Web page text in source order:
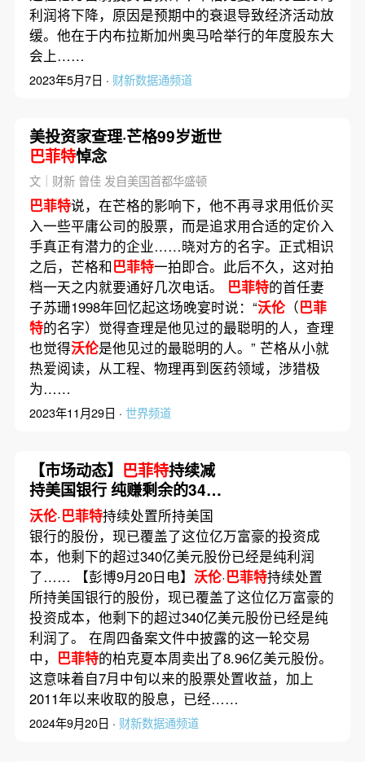
利润将下降，原因是预期中的衰退导致经济活动放
缓。他在于内布拉斯加州奥马哈举行的年度股东大
会上……
2023年5月7日 · 财新数据通频道
美投资家查理·芒格99岁逝世
巴菲特悼念
文｜财新 曾佳 发自美国首都华盛顿
巴菲特说，在芒格的影响下，他不再寻求用低价买
入一些平庸公司的股票，而是追求用合适的定价入
手真正有潜力的企业……晓对方的名字。正式相识
之后，芒格和巴菲特一拍即合。此后不久，这对拍
档一天之内就要通好几次电话。 巴菲特的首任妻
子苏珊1998年回忆起这场晚宴时说：“沃伦（巴菲
特的名字）觉得查理是他见过的最聪明的人，查理
也觉得沃伦是他见过的最聪明的人。” 芒格从小就
热爱阅读，从工程、物理再到医药领域，涉猎极
为……
2023年11月29日 · 世界频道
【市场动态】 巴菲特持续减
持美国银行 纯赚剩余的340
亿美元股份
沃伦·巴菲特持续处置所持美国
银行的股份，现已覆盖了这位亿万富豪的投资成
本，他剩下的超过340亿美元股份已经是纯利润
了…… 【彭博9月20日电】 沃伦·巴菲特持续处置
所持美国银行的股份，现已覆盖了这位亿万富豪的
投资成本，他剩下的超过340亿美元股份已经是纯
利润了。 在周四备案文件中披露的这一轮交易
中， 巴菲特的柏克夏本周卖出了8.96亿美元股份。
这意味着自7月中旬以来的股票处置收益，加上
2011年以来收取的股息，已经……
2024年9月20日 · 财新数据通频道